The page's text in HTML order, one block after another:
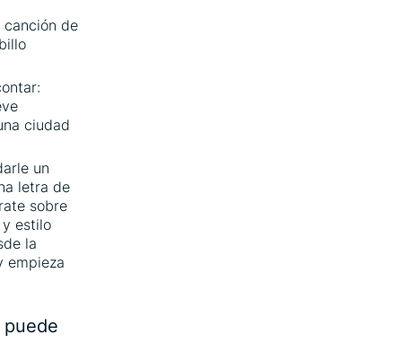
de
ciudad
un
letra de
sobre
y estilo
la
empieza
puede